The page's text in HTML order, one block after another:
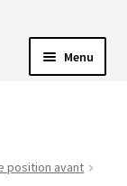
Menu
position avant